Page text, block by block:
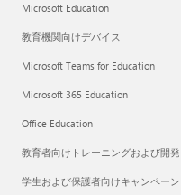
Microsoft Education
教育機関向けデバイス
Microsoft Teams for Education
Microsoft 365 Education
Office Education
教育者向けトレーニングおよび開発
学生および保護者向けキャンペーン